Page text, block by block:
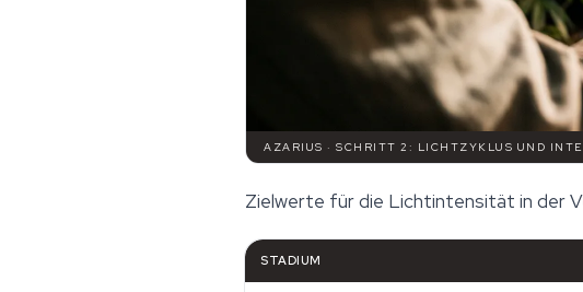
AZARIUS · SCHRITT 2: LICHTZYKLUS UND
Zielwerte für die Lichtintensität in der
STADIUM